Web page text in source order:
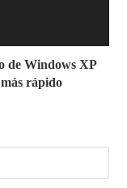
de Windows XP
rápido